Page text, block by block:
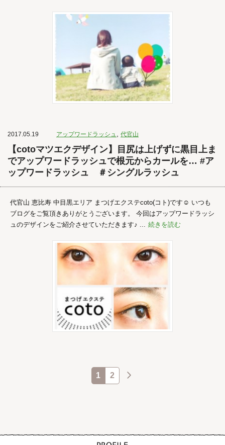
2017.05.19 アップワードラッシュ 代官山
【cotoマツエクデザイン】目尻は上げずに黒目上ま
でアップワードラッシュで根元からカールを… #ア
ップワードラッシュ ＃シングルラッシュ
代官山 恵比寿 中目黒エリア まつげエクステcoto(コト)です☺︎ いつも
ブログをご覧頂きありがとうございます。 今回はアップワードラッシ
ュのデザインをご紹介させていただきます♪ ...
続きを読む
1 2